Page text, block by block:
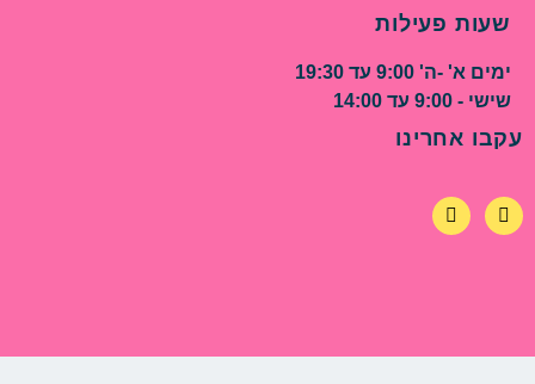
שעות פעילות
ימים א' -ה' 9:00 עד 19:30
שישי - 9:00 עד 14:00
עקבו אחרינו